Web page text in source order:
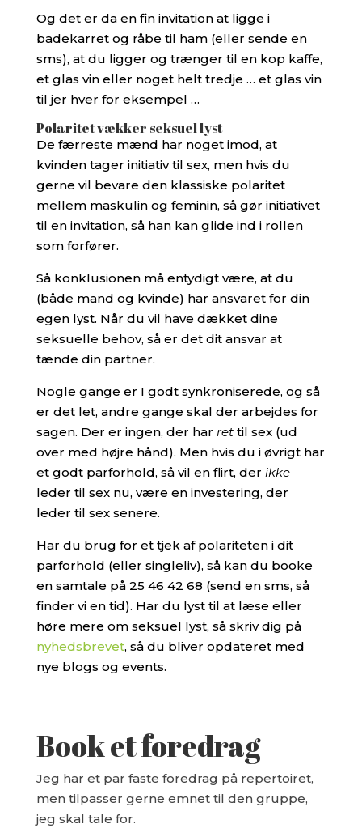
Og det er da en fin invitation at ligge i
badekarret og råbe til ham (eller sende en
sms), at du ligger og trænger til en kop kaffe,
et glas vin eller noget helt tredje … et glas vin
til jer hver for eksempel …
Polaritet vækker seksuel lyst
De færreste mænd har noget imod, at
kvinden tager initiativ til sex, men hvis du
gerne vil bevare den klassiske polaritet
mellem maskulin og feminin, så gør initiativet
til en invitation, så han kan glide ind i rollen
som forfører.
Så konklusionen må entydigt være, at du
(både mand og kvinde) har ansvaret for din
egen lyst. Når du vil have dækket dine
seksuelle behov, så er det dit ansvar at
tænde din partner.
Nogle gange er I godt synkroniserede, og så
er det let, andre gange skal der arbejdes for
sagen. Der er ingen, der har rettil sex (ud
over med højre hånd). Men hvis du i øvrigt har
et godt parforhold, så vil en flirt, der ikke
leder til sex nu, være en investering, der
leder til sex senere.
Har du brug for et tjek af polariteten i dit
parforhold (eller singleliv), så kan du booke
en samtale på 25 46 42 68 (send en sms, så
finder vi en tid). Har du lyst til at læse eller
høre mere om seksuel lyst, så skriv dig på
nyhedsbrevet, så du bliver opdateret med
nye blogs og events.
Book et foredrag
Jeg har et par faste foredrag på repertoiret,
men tilpasser gerne emnet til den gruppe,
jeg skal tale for.